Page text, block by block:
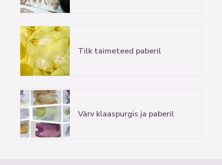
Tilk taimeteed paberil
Värv klaaspurgis ja paberil